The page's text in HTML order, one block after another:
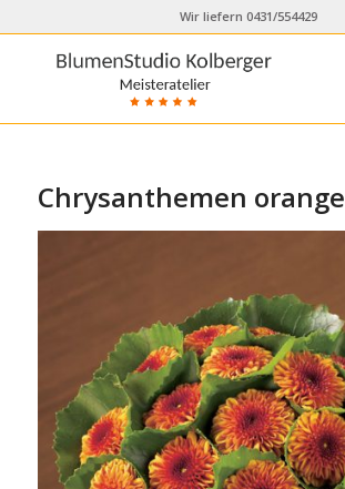
Wir liefern 0431/554429
Chrysanthemen orange